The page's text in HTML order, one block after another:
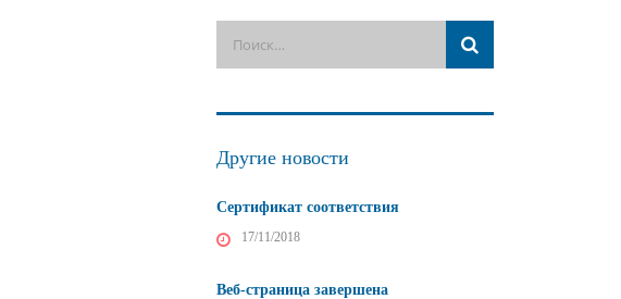
Другие новости
Сертификат соответствия
17/11/2018
Веб-страница завершена